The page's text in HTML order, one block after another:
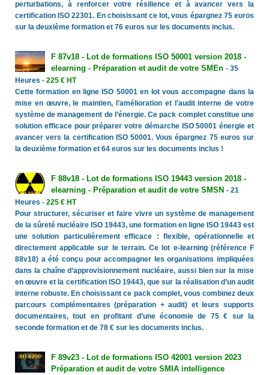
perturbations, à renforcer votre résilience et à avancer vers la
certification ISO 22301. En choisissant ce lot, vous épargnez 75 euros
sur la deuxième formation et 76 euros sur les documents inclus.
F 87v18 - Lot de formations ISO 50001 version 2018 -
elearning - Préparation et audit de votre SMEn - 35
Heures - 225 € HT
Cette formation en ligne ISO 50001 en lot vous accompagne dans la
mise en œuvre, le maintien, l’amélioration et l’audit interne de votre
système de management de l’énergie. Ce pack complet constitue une
solution efficace pour préparer votre démarche ISO 50001 énergie et
avancer vers la certification ISO 50001. Vous épargnez 75 euros sur
la deuxième formation et 64 euros sur les documents inclus !
F 88v18 - Lot de formations ISO 19443 version 2018 -
elearning - Préparation et audit de votre SMSN - 21
Heures - 225 € HT
Pour structurer, sécuriser et faire vivre un système de management
de la sûreté nucléaire ISO 19443, une formation en ligne ISO 19443 est
une solution particulièrement efficace : flexible, opérationnelle et
directement applicable sur le terrain. Ce lot e-learning (référence F
88v18) a été conçu pour accompagner les organisations impliquées
dans la chaîne d’approvisionnement nucléaire, aussi bien sur la mise
en œuvre et la certification ISO 19443, que sur la réalisation d’un audit
interne robuste. En choisissant ce pack complet, vous combinez deux
parcours complémentaires (préparation + audit) et leurs supports
documentaires, tout en profitant d’une économie de 75 € sur la
seconde formation et de 78 € sur les documents inclus.
F 89v23 - Lot de formations ISO 42001 version 2023
Préparation et audit de votre SMIA intelligence